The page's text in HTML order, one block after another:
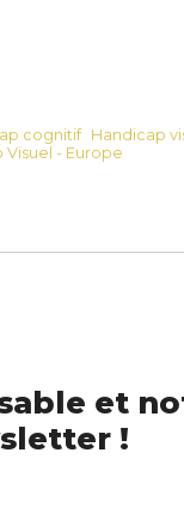
cognitif Handicap
Visuel - Europe
et
!